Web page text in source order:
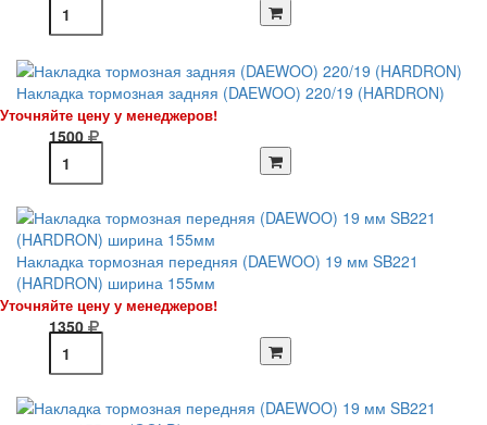
Накладка тормозная задняя (DAEWOO) 220/19 (HARDRON)
Уточняйте цену у менеджеров!
1500
Накладка тормозная передняя (DAEWOO) 19 мм SB221
(HARDRON) ширина 155мм
Уточняйте цену у менеджеров!
1350